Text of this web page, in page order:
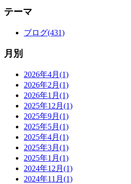
テーマ
ブログ(431)
月別
2026年4月(1)
2026年2月(1)
2026年1月(1)
2025年12月(1)
2025年9月(1)
2025年5月(1)
2025年4月(1)
2025年3月(1)
2025年1月(1)
2024年12月(1)
2024年11月(1)